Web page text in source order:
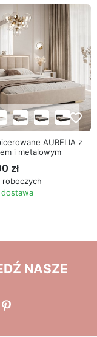
favorite_border
AURELIA z
i metalowym
zł
roboczych
NASZE